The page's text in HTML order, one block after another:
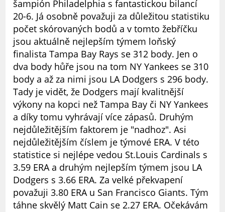
šampión Philadelphia s fantastickou bilancí
20-6. Já osobně považuji za důležitou statistiku
počet skórovaných bodů a v tomto žebříčku
jsou aktuálně nejlepším týmem loňský
finalista Tampa Bay Rays se 312 body. Jen o
dva body hůře jsou na tom NY Yankees se 310
body a až za nimi jsou LA Dodgers s 296 body.
Tady je vidět, že Dodgers mají kvalitnější
výkony na kopci než Tampa Bay či NY Yankees
a díky tomu vyhrávají více zápasů. Druhým
nejdůležitějším faktorem je "nadhoz". Asi
nejdůležitějším číslem je týmové ERA. V této
statistice si nejlépe vedou St.Louis Cardinals s
3.59 ERA a druhým nejlepším týmem jsou LA
Dodgers s 3.66 ERA. Za velké překvapení
považuji 3.80 ERA u San Francisco Giants. Tým
táhne skvělý Matt Cain se 2.27 ERA. Očekávám